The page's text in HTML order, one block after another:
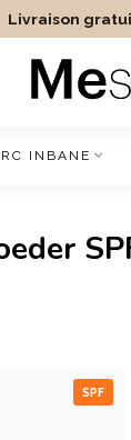
Livraison
INBANE
SPF